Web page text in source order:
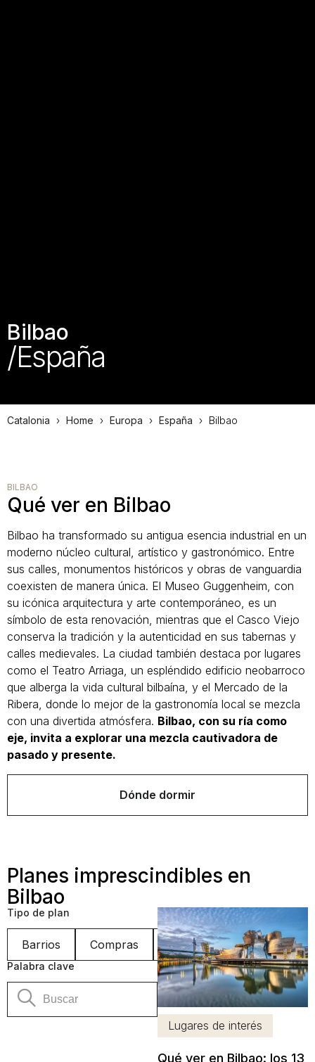
Bilbao
/España
Catalonia › Home › Europa › España › Bilbao
BILBAO
Qué ver en Bilbao
Bilbao ha transformado su antigua esencia industrial en un
moderno núcleo cultural, artístico y gastronómico. Entre
sus calles, monumentos históricos y obras de vanguardia
coexisten de manera única. El Museo Guggenheim, con
su icónica arquitectura y arte contemporáneo, es un
símbolo de esta renovación, mientras que el Casco Viejo
conserva la tradición y la autenticidad en sus tabernas y
calles medievales. La ciudad también destaca por lugares
como el Teatro Arriaga, un espléndido edificio neobarroco
que alberga la vida cultural bilbaína, y el Mercado de la
Ribera, donde lo mejor de la gastronomía local se mezcla
con una divertida atmósfera. Bilbao, con su ría como
eje, invita a explorar una mezcla cautivadora de
pasado y presente.
Dónde dormir
Planes imprescindibles en
Bilbao
Tipo de plan
Barrios Compras Con niños Consejos
Palabra clave
Lugares de interés
Qué ver en Bilbao: los 13